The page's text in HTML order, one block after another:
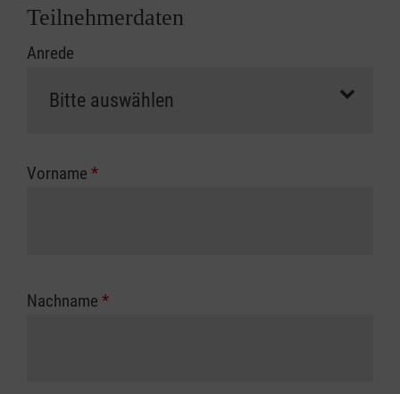
Abrechnungsunterlagen spätestens zu
erfolgt eine Abrechnung der vollen Kursgebühr
Die notwendigen Formulare für die
zuständigen Berufsgenossenschaft oder
Teilnehmerdaten
Anrede
Vorname *
Nachname *